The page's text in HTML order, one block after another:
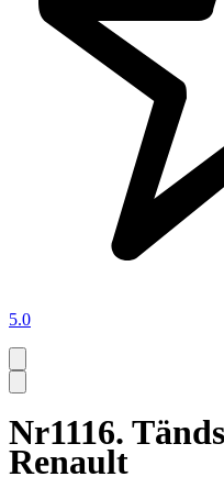
5.0
Nr1116.
Renault